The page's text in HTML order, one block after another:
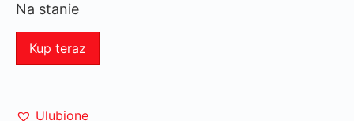
Na stanie
Kup teraz
Ulubione